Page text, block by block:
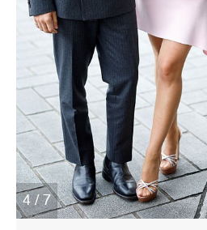
4 / 7